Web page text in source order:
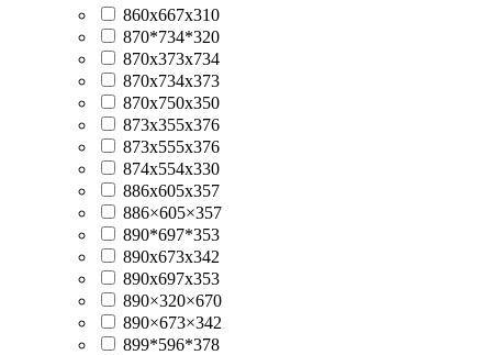
860х667х310
870*734*320
870x373x734
870x734x373
870x750x350
873x355x376
873x555x376
874x554x330
886x605x357
886×605×357
890*697*353
890x673x342
890x697x353
890×320×670
890×673×342
899*596*378